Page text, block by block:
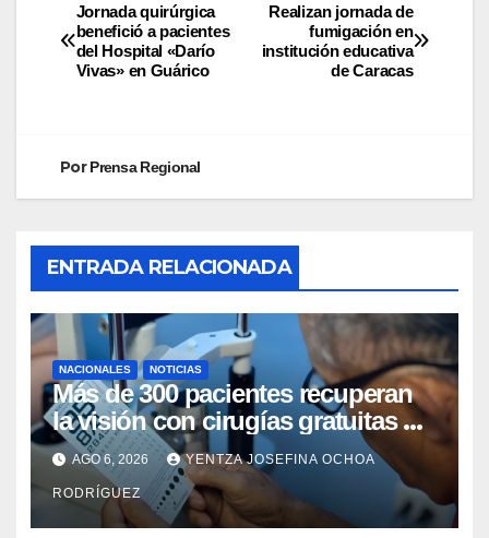
Realizan jornada de
fumigación en
institución educativa
de Caracas
Jornada quirúrgica
benefició a pacientes
del Hospital «Darío
Vivas» en Guárico
PorPrensa Regional
ENTRADA RELACIONADA
NACIONALES NOTICIAS
Más de 300 pacientes recuperan
la visión con cirugías gratuitas de
cataratas en Zulia
AGO 6, 2026 YENTZA JOSEFINA OCHOA
RODRÍGUEZ